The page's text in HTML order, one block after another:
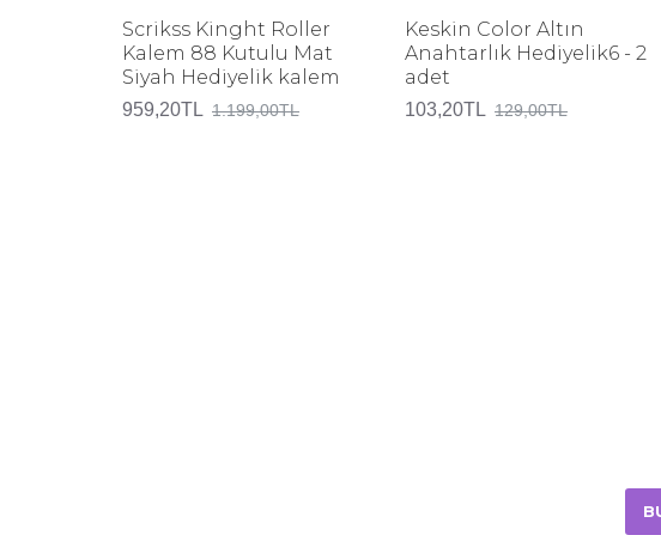
Scrikss Kinght Roller
Kalem 88 Kutulu Mat
Siyah Hediyelik kalem
959,20TL 1.199,00TL
Keskin Color Altın
Anahtarlık Hediyelik6 - 2
adet
103,20TL 129,00TL